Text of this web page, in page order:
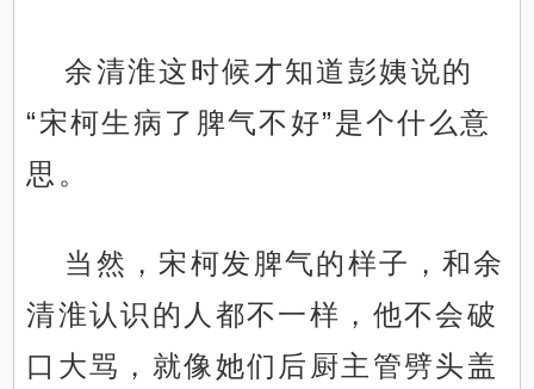
余清淮这时候才知道彭姨说的
“宋柯生病了脾气不好”是个什么意
思。
当然，宋柯发脾气的样子，和余
清淮认识的人都不一样，他不会破
口大骂，就像她们后厨主管劈头盖